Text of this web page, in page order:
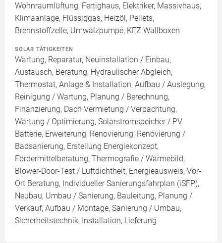
Wohnraumlüftung, Fertighaus, Elektriker, Massivhaus,
Klimaanlage, Flüssiggas, Heizöl, Pellets,
Brennstoffzelle, Umwälzpumpe, KFZ Wallboxen
SOLAR TÄTIGKEITEN
Wartung, Reparatur, Neuinstallation / Einbau,
Austausch, Beratung, Hydraulischer Abgleich,
Thermostat, Anlage & Installation, Aufbau / Auslegung,
Reinigung / Wartung, Planung / Berechnung,
Finanzierung, Dach Vermietung / Verpachtung,
Wartung / Optimierung, Solarstromspeicher / PV
Batterie, Erweiterung, Renovierung, Renovierung /
Badsanierung, Erstellung Energiekonzept,
Fördermittelberatung, Thermografie / Wärmebild,
Blower-Door-Test / Luftdichtheit, Energieausweis, Vor-
Ort Beratung, Individueller Sanierungsfahrplan (iSFP),
Neubau, Umbau / Sanierung, Bauleitung, Planung /
Verkauf, Aufbau / Montage, Sanierung / Umbau,
Sicherheitstechnik, Installation, Lieferung